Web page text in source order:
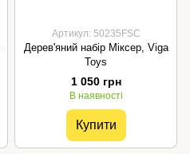
Артикул: 50235FSC
Дерев'яний набір Міксер, Viga
Toys
1 050 грн
В наявності
Купити